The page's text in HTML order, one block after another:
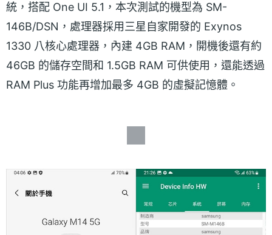
統，搭配 One UI 5.1，本次測試的機型為 SM-
146B/DSN，處理器採用三星自家開發的 Exynos
1330 八核心處理器，內建 4GB RAM，開機後還有約
46GB 的儲存空間和 1.5GB RAM 可供使用，還能透過
RAM Plus 功能再增加最多 4GB 的虛擬記憶體。